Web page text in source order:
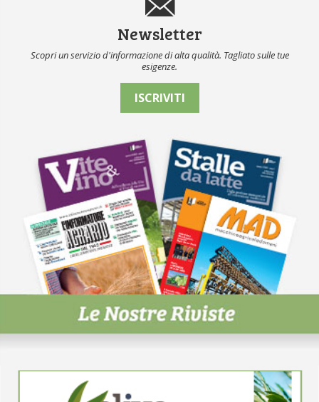
Newsletter
Scopri un servizio d'informazione di alta qualità. Tagliato sulle tue
esigenze.
ISCRIVITI